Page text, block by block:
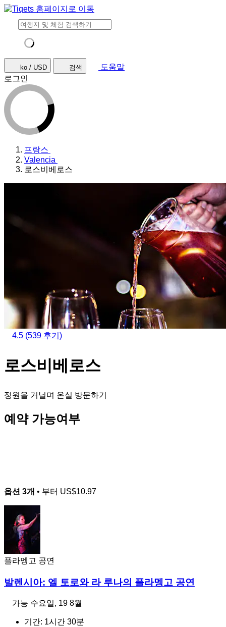
ko / USD 검색
도움말
로그인
프랑스
Valencia
로스비베로스
4.5 (539 후기)
로스비베로스
정원을 거닐며 온실 방문하기
예약 가능여부
옵션 3개 • 부터 US$10.97
플라멩고 공연
발렌시아: 엘 토로와 라 루나의 플라멩고 공연
가능 수요일, 19 8월
기간: 1시간 30분